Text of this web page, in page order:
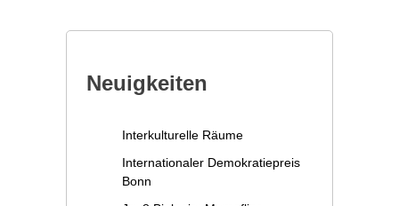
Neuigkeiten
Interkulturelle Räume
Internationaler Demokratiepreis
Bonn